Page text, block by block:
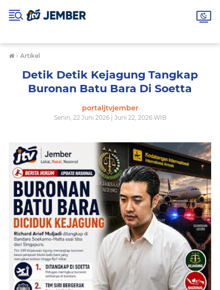
› Artikel
Detik Detik Kejagung Tangkap
Buronan Batu Bara Di Soetta
portaljtvjember
Senin, 22 Juni 2026 | Juni 22, 2026 WIB